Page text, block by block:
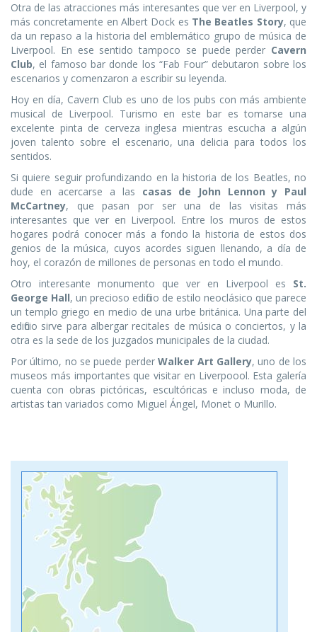
Otra de las atracciones más interesantes que ver en Liverpool, y
más concretamente en Albert Dock es The Beatles Story, que
da un repaso a la historia del emblemático grupo de música de
Liverpool. En ese sentido tampoco se puede perder Cavern
Club, el famoso bar donde los “Fab Four” debutaron sobre los
escenarios y comenzaron a escribir su leyenda.
Hoy en día, Cavern Club es uno de los pubs con más ambiente
musical de Liverpool. Turismo en este bar es tomarse una
excelente pinta de cerveza inglesa mientras escucha a algún
joven talento sobre el escenario, una delicia para todos los
sentidos.
Si quiere seguir profundizando en la historia de los Beatles, no
dude en acercarse a las casas de John Lennon y Paul
McCartney, que pasan por ser una de las visitas más
interesantes que ver en Liverpool. Entre los muros de estos
hogares podrá conocer más a fondo la historia de estos dos
genios de la música, cuyos acordes siguen llenando, a día de
hoy, el corazón de millones de personas en todo el mundo.
Otro interesante monumento que ver en Liverpool es St.
George Hall, un precioso edificio de estilo neoclásico que parece
un templo griego en medio de una urbe británica. Una parte del
edificio sirve para albergar recitales de música o conciertos, y la
otra es la sede de los juzgados municipales de la ciudad.
Por último, no se puede perderWalker Art Gallery, uno de los
museos más importantes que visitar en Liverpoool. Esta galería
cuenta con obras pictóricas, escultóricas e incluso moda, de
artistas tan variados como Miguel Ángel, Monet o Murillo.